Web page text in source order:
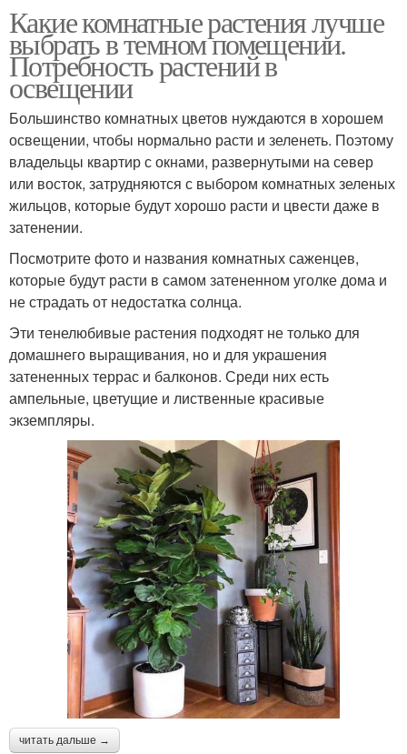
Какие комнатные растения лучше
выбрать в темном помещении.
Потребность растений в
освещении
Большинство комнатных цветов нуждаются в хорошем
освещении, чтобы нормально расти и зеленеть. Поэтому
владельцы квартир с окнами, развернутыми на север
или восток, затрудняются с выбором комнатных зеленых
жильцов, которые будут хорошо расти и цвести даже в
затенении.
Посмотрите фото и названия комнатных саженцев,
которые будут расти в самом затененном уголке дома и
не страдать от недостатка солнца.
Эти тенелюбивые растения подходят не только для
домашнего выращивания, но и для украшения
затененных террас и балконов. Среди них есть
ампельные, цветущие и лиственные красивые
экземпляры.
читать дальше →